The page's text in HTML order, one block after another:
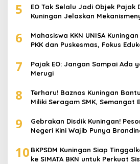
5
EO Tak Selalu Jadi Objek Pajak
Kuningan Jelaskan
6
Mahasiswa KKN UNISA
PKK dan Puskesmas, Fokus
7
Pajak EO: Jangan Sampai Ada
Merugi
8
Terharu! Baznas Kuningan
Miliki Seragam SMK, Semangat
9
Gebrakan Disdik Kuningan!
Negeri Kini Wajib Punya
10 BKPSDM Kuningan Siap
ke SIMATA BKN untuk Perkuat